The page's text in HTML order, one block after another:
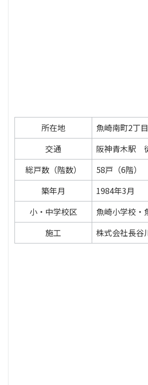
所在地
魚崎南町2丁
交通
阪神青木駅
総戸数（階数）
58戸（6階）
築年月
1984年3月
小・中学校区
魚崎小学校・
施工
株式会社長谷